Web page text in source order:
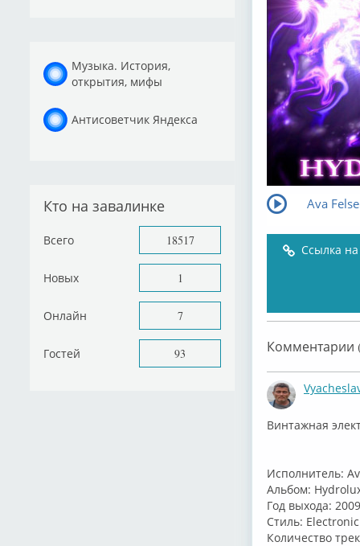
Музыка. История,
открытия, мифы
Антисоветчик Яндекса
Кто на завалинке
Всего 18517
Новых 1
Онлайн 7
Гостей 93
Ava
Ссылка
Комментарии
⁣Винтажная
Исполнитель:
Альбом:
Год выхода: 2009
Стиль: Electronic
Количество